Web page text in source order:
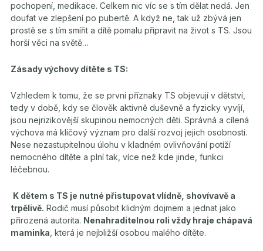
pochopení, medikace. Celkem nic víc se s tím dělat nedá. Jen
doufat ve zlepšení po pubertě. A když ne, tak už zbývá jen
prostě se s tím smířit a dítě pomalu připravit na život s TS. Jsou
horší věci na světě…
Zásady výchovy dítěte s TS:
Vzhledem k tomu, že se první příznaky TS objevují v dětství,
tedy v době, kdy se člověk aktivně duševně a fyzicky vyvíjí,
jsou nejrizikovější skupinou nemocných děti. Správná a cílená
výchova má klíčový význam pro další rozvoj jejich osobnosti.
Nese nezastupitelnou úlohu v kladném ovlivňování potíží
nemocného dítěte a plní tak, více než kde jinde, funkci
léčebnou.
K dětem s TS je nutné přistupovat vlídně, shovívavě a
trpělivě. Rodič musí působit klidným dojmem a jednat jako
přirozená autorita. Nenahraditelnou roli vždy hraje chápavá
maminka, která je nejbližší osobou malého dítěte.